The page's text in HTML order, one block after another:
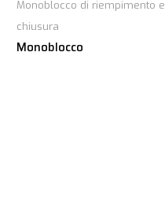
Monoblocco di riempimento e
chiusura
Monoblocco